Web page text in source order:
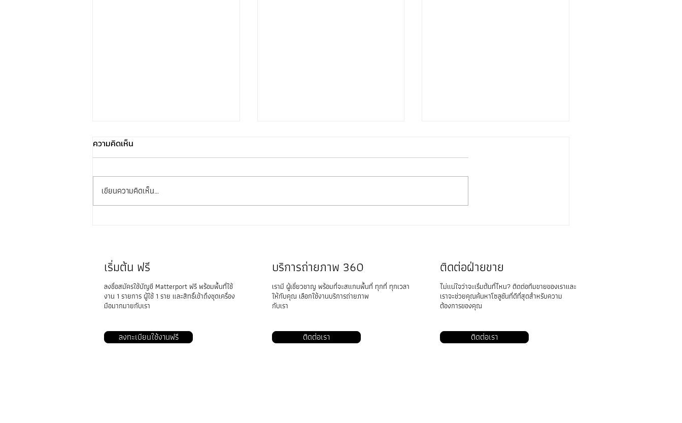
Capture
(Virtual Tour)
ความคิดเห็น
เขียนความคิดเห็น…
เริ่มต้น ฟรี
ลงชื่อสมัครใช้บัญชี Matterport ฟรี พร้อมพื้นที่ใช้
งาน 1 รายการ ผู้ใช้ 1 ราย และสิทธิ์เข้าถึงชุดเครื่อง
มือมากมายกับเรา
ลงทะเบียนใช้งานฟรี
บริการถ่ายภาพ 360
เรามี ผู้เชี่ยวชาญ พร้อมที่จะสแกนพื้นที่ ทุกที่ ทุกเวลา
ให้กับคุณ เลือกใช้งานบริการถ่ายภาพ
กับเรา​
ติดต่อเรา
ติดต่อฝ่ายขาย
ไม่แน่ใจว่าจะเริ่มต้นที่ไหน? ติดต่อทีมขายของเราและ
เราจะช่วยคุณค้นหาโซลูชันที่ดีที่สุดสำหรับความ
ต้องการของคุณ
ติดต่อเรา